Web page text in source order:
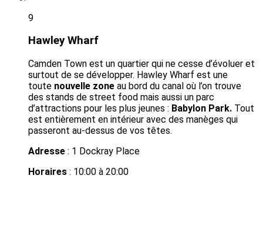
9
Hawley Wharf
Camden Town est un quartier qui ne cesse d’évoluer et
surtout de se développer. Hawley Wharf est une
toute nouvelle zone au bord du canal où l’on trouve
des stands de street food mais aussi un parc
d’attractions pour les plus jeunes : Babylon Park. Tout
est entièrement en intérieur avec des manèges qui
passeront au-dessus de vos têtes.
Adresse : 1 Dockray Place
Horaires : 10:00 à 20:00